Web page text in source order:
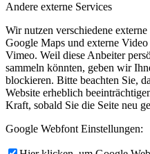
Andere externe Services
Wir nutzen verschiedene
Google Maps und externe
Vimeo. Weil diese Anbeiter
sammeln könnten, geben wir
blockieren. Bitte beachten Sie,
Website erheblich
Kraft, sobald Sie die Seite neu
Google Webfont Einstellungen: